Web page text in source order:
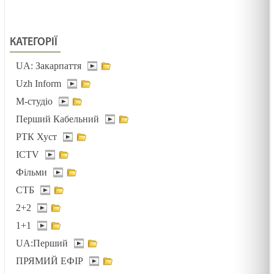
05.02.2025
ТРИ АГРЕГАТНІ СТАНИ /1493/ Майтеся файно
Зустрітись для стосунків. Лк 2:22-40. Стрітеня
КАТЕГОРІЇ
UA: Закарпаття
Uzh Inform
М-студіо
Перший Кабельний
РТК Хуст
ICTV
Фільми
СТБ
2+2
1+1
UA:Перший
ПРЯМИЙ ЕФІР